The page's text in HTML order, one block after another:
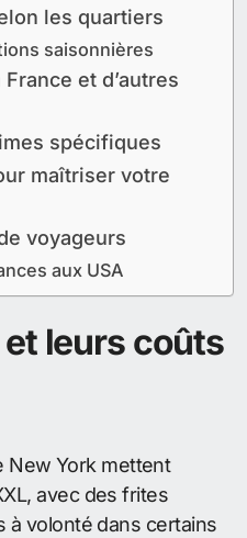
les quartiers
saisonnières
et d’autres
spécifiques
maîtriser votre
voyageurs
aux USA
leurs coûts
New York mettent
avec des frites
à volonté dans certains